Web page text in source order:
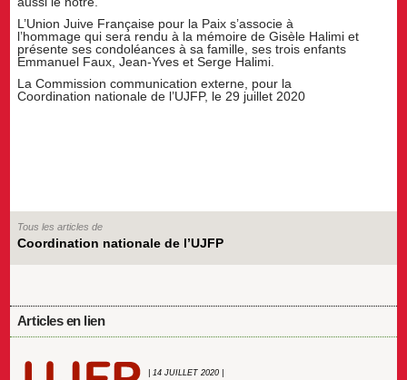
L’Union Juive Française pour la Paix s’associe à
l’hommage qui sera rendu à la mémoire de Gisèle Halimi et
présente ses condoléances à sa famille, ses trois enfants
Emmanuel Faux, Jean-Yves et Serge Halimi.
La Commission communication externe, pour la
Coordination nationale de l’UJFP, le 29 juillet 2020
Tous les articles de
Coordination nationale de l’UJFP
Articles en lien
| 14 JUILLET 2020 |